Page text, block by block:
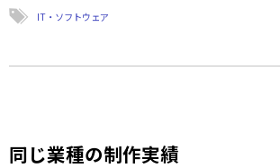
IT・ソフトウェア
同じ業種の制作実績